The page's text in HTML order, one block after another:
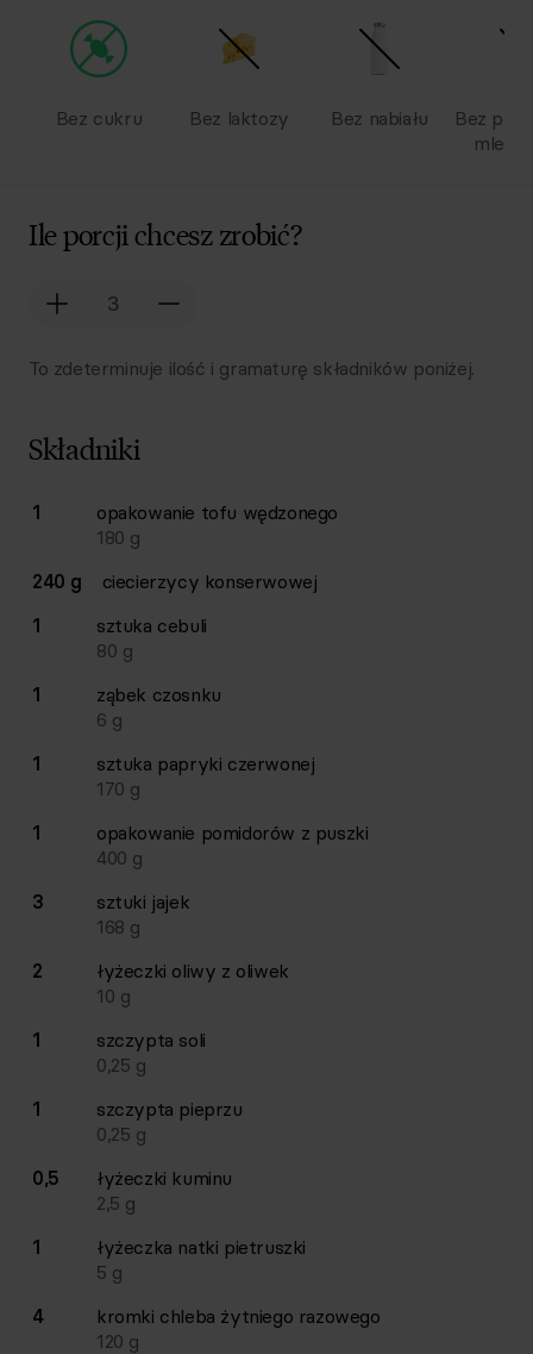
Bez cukru Bez laktozy Bez nabiału
Bez
Ile porcji chcesz zrobić?
To zdeterminuje ilość i gramaturę składników poniżej.
Składniki
Lista składników przepisu z ilościami i wagami
Ilość Składnik
1 opakowanie tofu wędzonego
180 g
240 g
ciecierzycy konserwowej
1
sztuka cebuli
80 g
1
ząbek czosnku
6 g
1
sztuka papryki czerwonej
170 g
1
opakowanie pomidorów z puszki
400 g
3
sztuki jajek
168 g
2
łyżeczki oliwy z oliwek
10 g
1
szczypta soli
0,25 g
1
szczypta pieprzu
0,25 g
0,5
łyżeczki kuminu
2,5 g
1
łyżeczka natki pietruszki
5 g
4
kromki chleba żytniego razowego
120 g